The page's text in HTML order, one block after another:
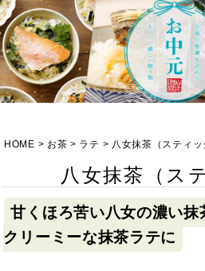
HOME お茶 ラテ 八女抹茶（スティッ
八女抹茶（ス
甘くほろ苦い八女の濃い抹
クリーミーな抹茶ラテに